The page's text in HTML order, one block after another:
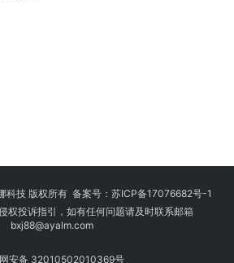
技 版权所有 备案号： 苏ICP备17076682号-1
权投诉指引，如有任何问题请及时联系邮箱
bxj88@ayalm.com
安备 32010502010369号